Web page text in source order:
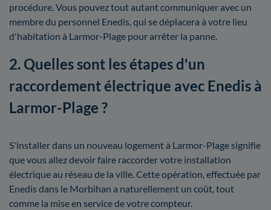
procédure. Vous pouvez tout autant communiquer avec un
membre du personnel Enedis, qui se déplacera à votre lieu
d'habitation à Larmor-Plage pour arrêter la panne.
2. Quelles sont les étapes d'un
raccordement électrique avec Enedis à
Larmor-Plage ?
S'installer dans un nouveau logement à Larmor-Plage signifie
que vous allez devoir faire raccorder votre installation
électrique au réseau de la ville. Cette opération, effectuée par
Enedis dans le Morbihan a naturellement un coût, tout
comme la mise en service de votre compteur.